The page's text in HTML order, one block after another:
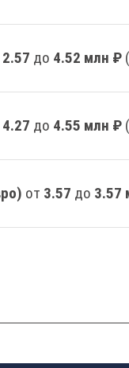
2.57 до 4.52 млн ₽
4.27 до 4.55 млн ₽
от 3.57 до 3.57